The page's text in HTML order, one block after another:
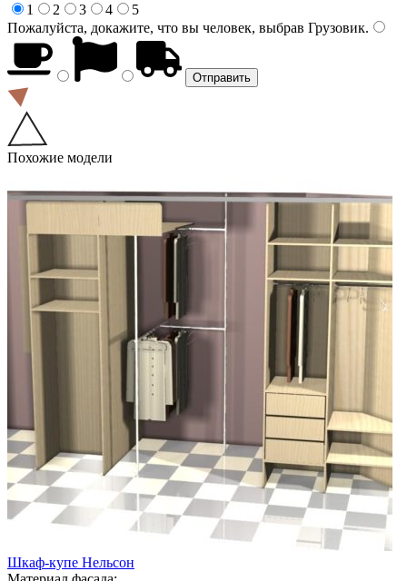
1
2 3 4
5
Пожалуйста, докажите, что вы человек, выбрав Грузовик.
Похожие модели
Шкаф-купе Нельсон